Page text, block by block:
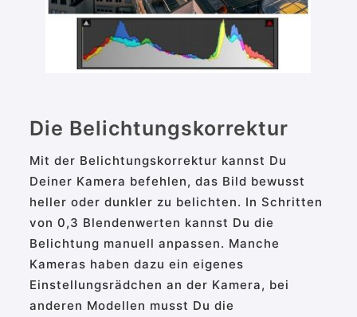
Die Belichtungskorrektur
Mit der Belichtungskorrektur kannst Du
Deiner Kamera befehlen, das Bild bewusst
heller oder dunkler zu belichten. In Schritten
von 0,3 Blendenwerten kannst Du die
Belichtung manuell anpassen. Manche
Kameras haben dazu ein eigenes
Einstellungsrädchen an der Kamera, bei
anderen Modellen musst Du die